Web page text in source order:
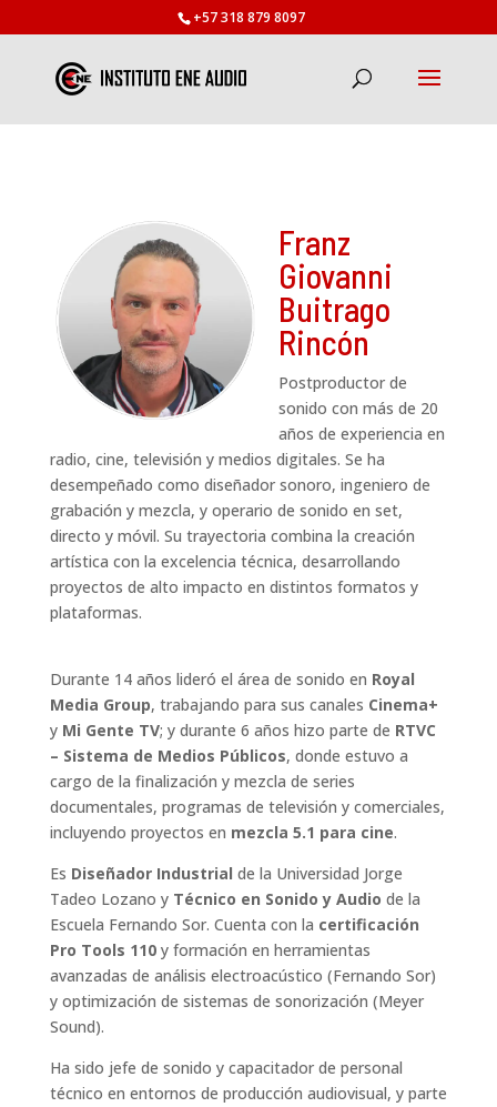
+57 318 879 8097
Franz
Giovanni
Buitrago
Rincón
Postproductor de
sonido con más de 20
años de experiencia en
radio, cine, televisión y medios digitales. Se ha
desempeñado como diseñador sonoro, ingeniero de
grabación y mezcla, y operario de sonido en set,
directo y móvil. Su trayectoria combina la creación
artística con la excelencia técnica, desarrollando
proyectos de alto impacto en distintos formatos y
plataformas.
Durante 14 años lideró el área de sonido en Royal
Media Group, trabajando para sus canales Cinema+
y Mi Gente TV; y durante 6 años hizo parte de RTVC
– Sistema de Medios Públicos, donde estuvo a
cargo de la finalización y mezcla de series
documentales, programas de televisión y comerciales,
incluyendo proyectos en mezcla 5.1 para cine.
Es Diseñador Industrial de la Universidad Jorge
Tadeo Lozano y Técnico en Sonido y Audio de la
Escuela Fernando Sor. Cuenta con la certificación
Pro Tools 110 y formación en herramientas
avanzadas de análisis electroacústico (Fernando Sor)
y optimización de sistemas de sonorización (Meyer
Sound).
Ha sido jefe de sonido y capacitador de personal
técnico en entornos de producción audiovisual, y parte